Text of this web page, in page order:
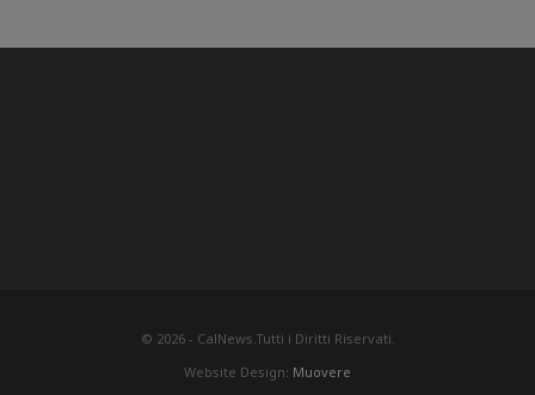
© 2026 - CalNews.Tutti i Diritti Riservati.
Website Design: Muovere